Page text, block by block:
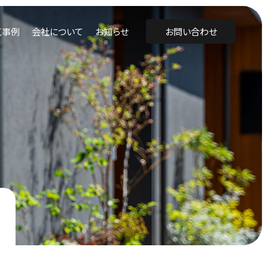
例 会社について お知らせ お問い合わせ